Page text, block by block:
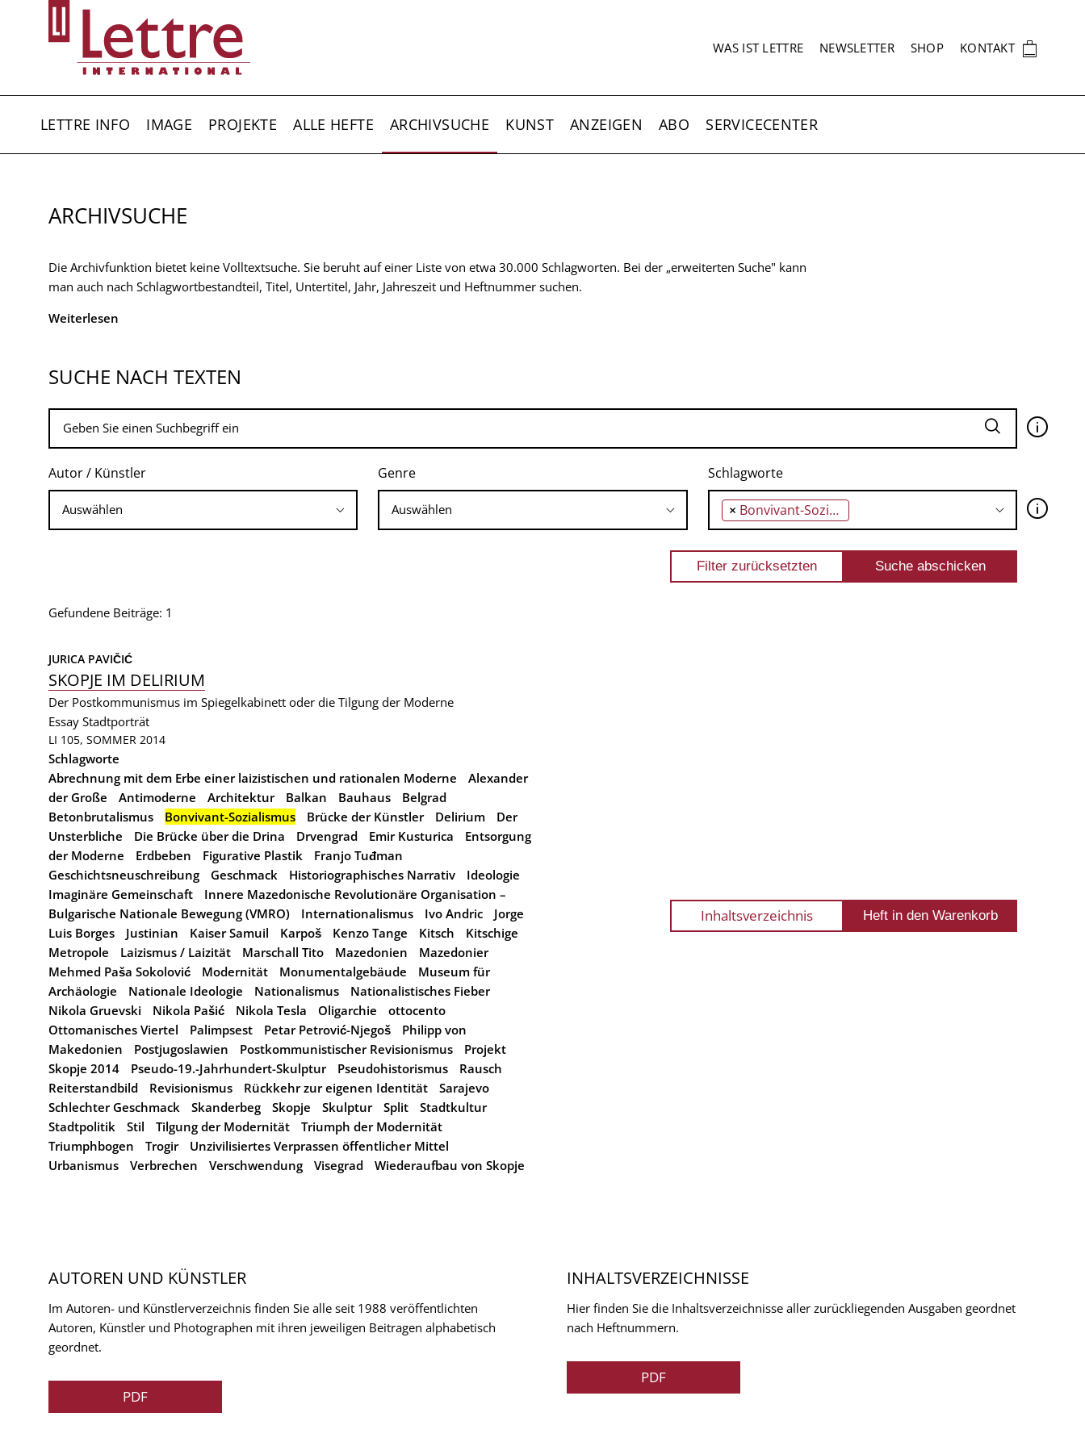
SEKUNDÄRNAVIGATION
WAS IST LETTRE NEWSLETTER SHOP KONTAKT 🛍
LETTRE INFO IMAGE PROJEKTE ALLE HEFTE ARCHIVSUCHE KUNST ANZEIGEN ABO SERVICECENTER
ARCHIVSUCHE
Die Archivfunktion bietet keine Volltextsuche. Sie beruht auf einer Liste von etwa 30.000 Schlagworten. Bei der „erweiterten Suche" kann
man auch nach Schlagwortbestandteil, Titel, Untertitel, Jahr, Jahreszeit und Heftnummer suchen.
Weiterlesen
SUCHE NACH TEXTEN
🛈
Autor / Künstler Genre Schlagworte
× Bonvivant-Sozialismus 🛈
Gefundene Beiträge: 1
JURICA PAVIČIĆ
SKOPJE IM DELIRIUM
Der Postkommunismus im Spiegelkabinett oder die Tilgung der Moderne
Essay Stadtporträt
LI 105, SOMMER 2014
Schlagworte
Abrechnung mit dem Erbe einer laizistischen und rationalen Moderne
Alexander
der Große
Antimoderne Architektur Balkan Bauhaus
Belgrad
Betonbrutalismus
Bonvivant-Sozialismus Brücke der Künstler Delirium
Der
Unsterbliche
Die Brücke über die Drina Drvengrad Emir Kusturica
Entsorgung
der Moderne
Erdbeben Figurative Plastik
Franjo Tuđman
Geschichtsneuschreibung
Geschmack Historiographisches Narrativ
Ideologie
Imaginäre Gemeinschaft
Innere Mazedonische Revolutionäre Organisation –
Bulgarische Nationale Bewegung (VMRO)
Internationalismus Ivo Andric
Jorge
Luis Borges
Justinian Kaiser Samuil Karpoš Kenzo Tange Kitsch
Kitschige
Metropole
Laizismus / Laizität Marschall Tito Mazedonien
Mazedonier
Mehmed Paša Sokolović
Modernität Monumentalgebäude
Museum für
Archäologie
Nationale Ideologie Nationalismus
Nationalistisches Fieber
Nikola Gruevski
Nikola Pašić Nikola Tesla Oligarchie
ottocento
Ottomanisches Viertel
Palimpsest Petar Petrović-Njegoš
Philipp von
Makedonien
Postjugoslawien Postkommunistischer Revisionismus
Projekt
Skopje 2014
Pseudo-19.-Jahrhundert-Skulptur Pseudohistorismus
Rausch
Reiterstandbild
Revisionismus Rückkehr zur eigenen Identität
Sarajevo
Schlechter Geschmack
Skanderbeg Skopje Skulptur Split
Stadtkultur
Stadtpolitik
Stil Tilgung der Modernität
Triumph der Modernität
Triumphbogen
Trogir
Unzivilisiertes Verprassen öffentlicher Mittel
Urbanismus
Verbrechen Verschwendung Visegrad Wiederaufbau von Skopje
Inhaltsverzeichnis
AUTOREN UND KÜNSTLER
Im Autoren- und Künstlerverzeichnis finden Sie alle seit 1988 veröffentlichten
Autoren, Künstler und Photographen mit ihren jeweiligen Beitragen alphabetisch
geordnet.
PDF
INHALTSVERZEICHNISSE
Hier finden Sie die Inhaltsverzeichnisse aller zurückliegenden Ausgaben geordnet
nach Heftnummern.
PDF